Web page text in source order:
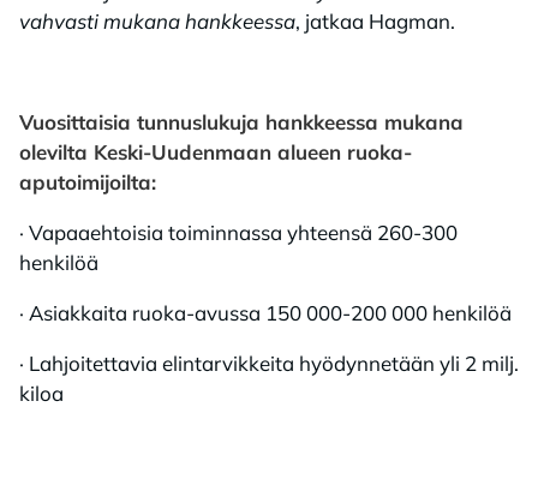
vahvasti mukana hankkeessa, jatkaa Hagman.
Vuosittaisia tunnuslukuja hankkeessa mukana
olevilta Keski-Uudenmaan alueen ruoka-
aputoimijoilta:
· Vapaaehtoisia toiminnassa yhteensä 260-300
henkilöä
· Asiakkaita ruoka-avussa 150 000-200 000 henkilöä
· Lahjoitettavia elintarvikkeita hyödynnetään yli 2 milj.
kiloa